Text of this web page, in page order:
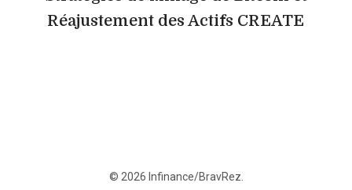
Réajustement des Actifs CREATE
© 2026 Infinance/BravRez.